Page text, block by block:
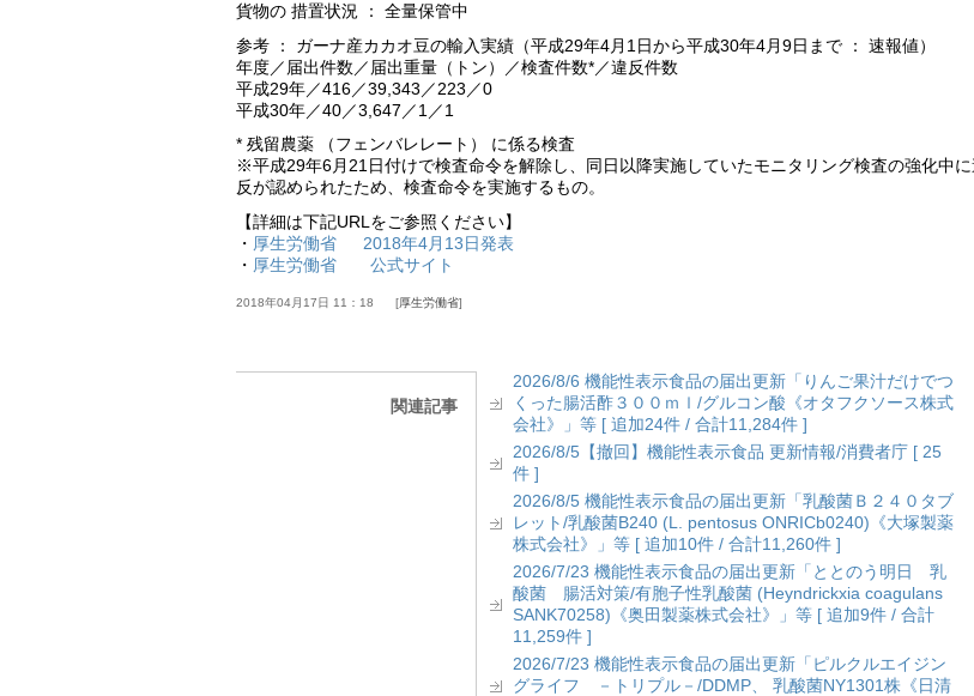
貨物の 措置状況 ： 全量保管中
参考 ： ガーナ産カカオ豆の輸入実績（平成29年4月1日から平成30年4月9日まで ： 速報値）
年度／届出件数／届出重量（トン）／検査件数*／違反件数
平成29年／416／39,343／223／0
平成30年／40／3,647／1／1
* 残留農薬 （フェンバレレート） に係る検査
※平成29年6月21日付けで検査命令を解除し、同日以降実施していたモニタリング検査の強化中に
反が認められたため、検査命令を実施するもの。
【詳細は下記URLをご参照ください】
・ 厚生労働省 2018年4月13日発表
・ 厚生労働省 公式サイト
2018年04月17日 11：18 厚生労働省
関連記事
2026/8/6 機能性表示食品の届出更新「りんご果汁だけでつ
くった腸活酢３００ｍｌ/グルコン酸《オタフクソース株式
会社》」等 [ 追加24件 / 合計11,284件 ]
2026/8/5【撤回】機能性表示食品 更新情報/消費者庁 [ 25
件 ]
2026/8/5 機能性表示食品の届出更新「乳酸菌Ｂ２４０タブ
レット/乳酸菌B240 (L. pentosus ONRICb0240)《大塚製薬
株式会社》」等 [ 追加10件 / 合計11,260件 ]
2026/7/23 機能性表示食品の届出更新「ととのう明日 乳
酸菌 腸活対策/有胞子性乳酸菌 (Heyndrickxia coagulans
SANK70258)《奥田製薬株式会社》」等 [ 追加9件 / 合計
11,259件 ]
2026/7/23 機能性表示食品の届出更新「ピルクルエイジン
グライフ －トリプル－/DDMP、 乳酸菌NY1301株《日清